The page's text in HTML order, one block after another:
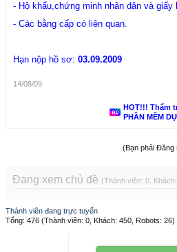
- Hộ khẩu,chứng minh nhân dân và
- Các bằng cấp có liên quan.
Hạn nộp hồ sơ: 03.09.2009
14/08/09
HOT!!! Thẩm
PHẦN MỀM
(Bạn phải Đăng
Đang xem chủ đề (Thành viên: 0,
Thành viên đang trực tuyến
Tổng: 476 (Thành viên: 0, Khách: 450, Robots: 26)